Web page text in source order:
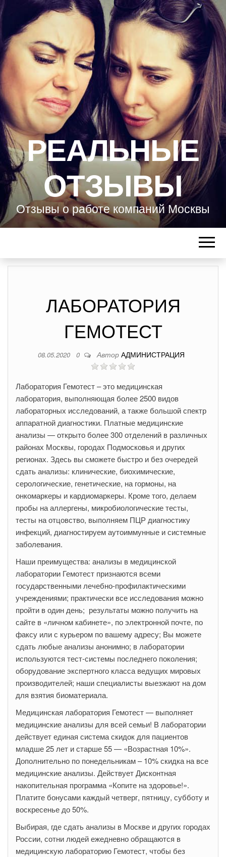
РЕАЛЬНЫЕ
ОТЗЫВЫ
Отзывы о работе компаний Москвы
ЛАБОРАТОРИЯ
ГЕМОТЕСТ
08.05.2020 0 Автор АДМИНИСТРАЦИЯ
Лаборатория Гемотест – это медицинская
лаборатория, выполняющая более 2500 видов
лабораторных исследований, а также большой спектр
аппаратной диагностики. Платные медицинские
анализы — открыто более 300 отделений в различных
районах Москвы, городах Подмосковья и других
регионах. Здесь вы сможете быстро и без очередей
сдать анализы: клинические, биохимические,
серологические, генетические, на гормоны, на
онкомаркеры и кардиомаркеры. Кроме того, делаем
пробы на аллергены, микробиологические тесты,
тесты на отцовство, выполняем ПЦР диагностику
инфекций, диагностируем аутоиммунные и системные
заболевания.
Наши преимущества: анализы в медицинской
лаборатории Гемотест признаются всеми
государственными лечебно-профилактическими
учреждениями; практически все исследования можно
пройти в один день; результаты можно получить на
сайте в «личном кабинете», по электронной почте, по
факсу или с курьером по вашему адресу; Вы можете
сдать любые анализы анонимно; в лаборатории
используются тест-системы последнего поколения;
оборудование экспертного класса ведущих мировых
производителей; наши специалисты выезжают на дом
для взятия биоматериала.
Медицинская лаборатория Гемотест — выполняет
медицинские анализы для всей семьи! В лаборатории
действует единая система скидок для пациентов
младше 25 лет и старше 55 — «Возрастная 10%».
Дополнительно по понедельникам – 10% скидка на все
медицинские анализы. Действует Дисконтная
накопительная программа «Копите на здоровье!».
Платите бонусами каждый четверг, пятницу, субботу и
воскресенье до 50%.
Выбирая, где сдать анализы в Москве и других городах
России, сотни людей ежедневно обращаются в
медицинскую лабораторию Гемотест, чтобы без